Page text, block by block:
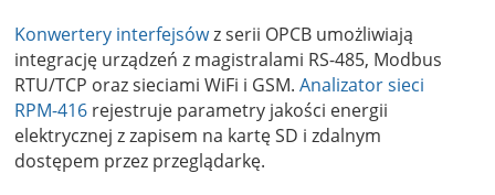
Konwertery interfejsówz serii OPCB umożliwiają
integrację urządzeń z magistralami RS-485, Modbus
RTU/TCP oraz sieciami WiFi i GSM. Analizator sieci
RPM-416 rejestruje parametry jakości energii
elektrycznej z zapisem na kartę SD i zdalnym
dostępem przez przeglądarkę.